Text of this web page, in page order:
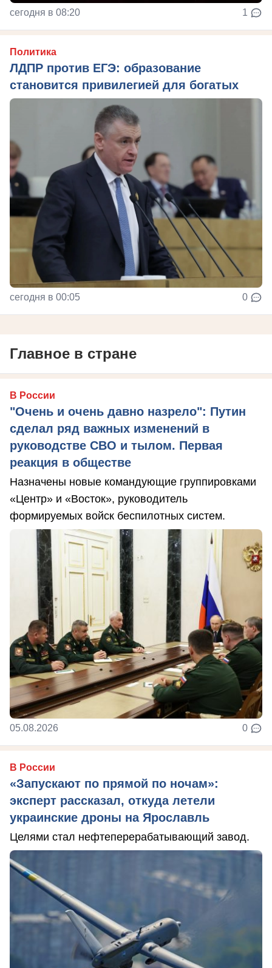
сегодня в 08:20 1
Политика
ЛДПР против ЕГЭ: образование
становится привилегией для богатых
сегодня в 00:05 0
Главное в стране
В России
"Очень и очень давно назрело": Путин
сделал ряд важных изменений в
руководстве СВО и тылом. Первая
реакция в обществе
Назначены новые командующие группировками
«Центр» и «Восток», руководитель
формируемых войск беспилотных систем.
05.08.2026 0
В России
«Запускают по прямой по ночам»:
эксперт рассказал, откуда летели
украинские дроны на Ярославль
Целями стал нефтеперерабатывающий завод.